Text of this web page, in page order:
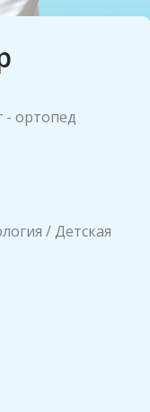
- ортопед
Детская